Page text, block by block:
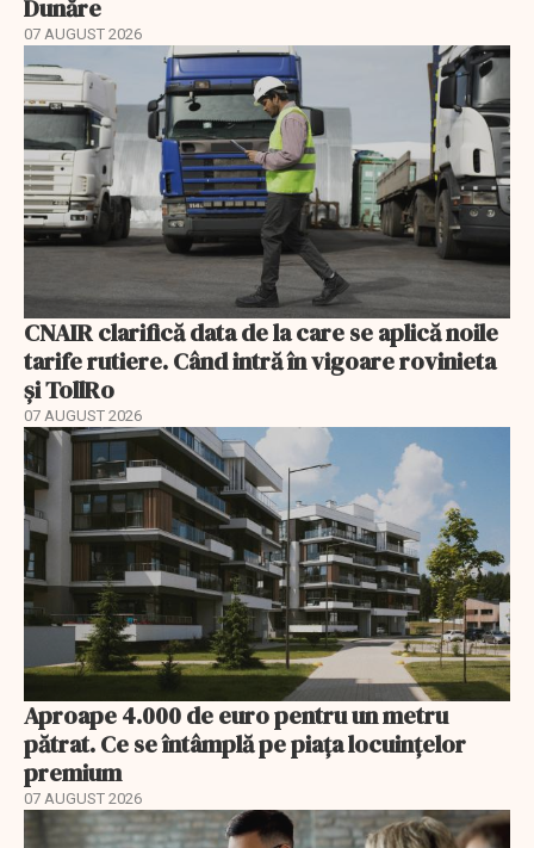
Dunăre
07 AUGUST 2026
CNAIR clarifică data de la care se aplică noile
tarife rutiere. Când intră în vigoare rovinieta
și TollRo
07 AUGUST 2026
Aproape 4.000 de euro pentru un metru
pătrat. Ce se întâmplă pe piața locuințelor
premium
07 AUGUST 2026